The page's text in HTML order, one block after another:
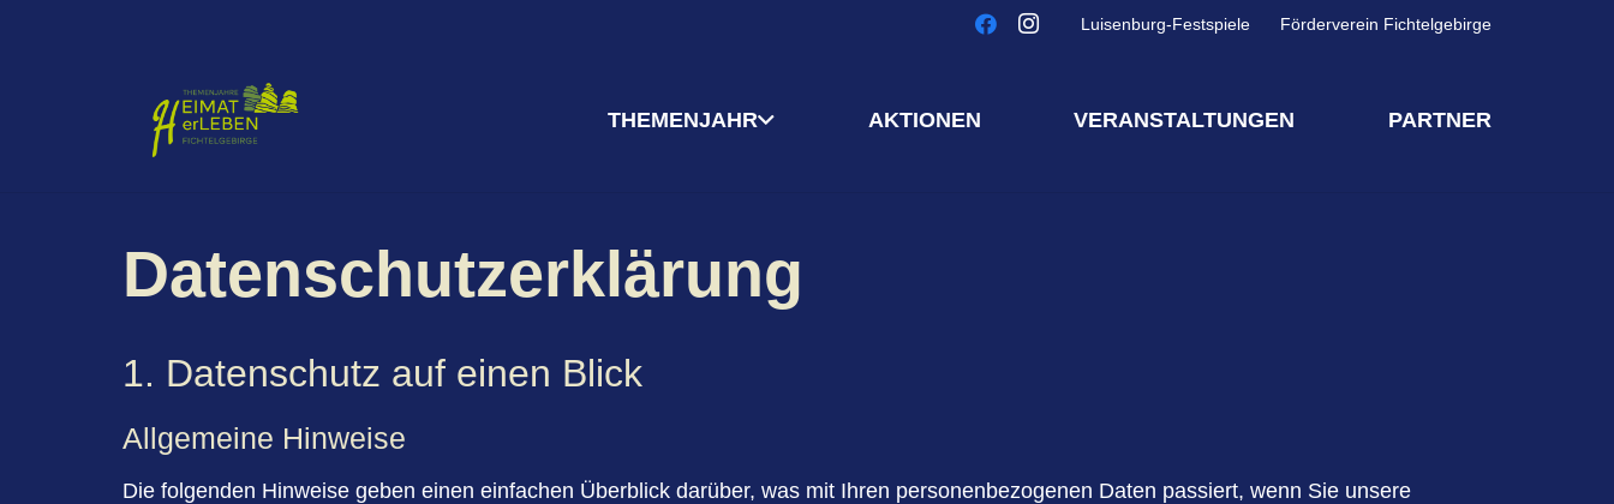
Luisenburg-Festspiele Förderverein Fichtelgebirge
THEMENJAHR AKTIONEN VERANSTALTUNGEN PARTNER
Daten­schutz­erklärung
1. Daten­schutz auf einen Blick
Allgemeine Hinweise
Die folgenden Hinweise geben einen einfachen Überblick darüber, was mit Ihren personenbezogenen Daten passiert, wenn Sie unsere